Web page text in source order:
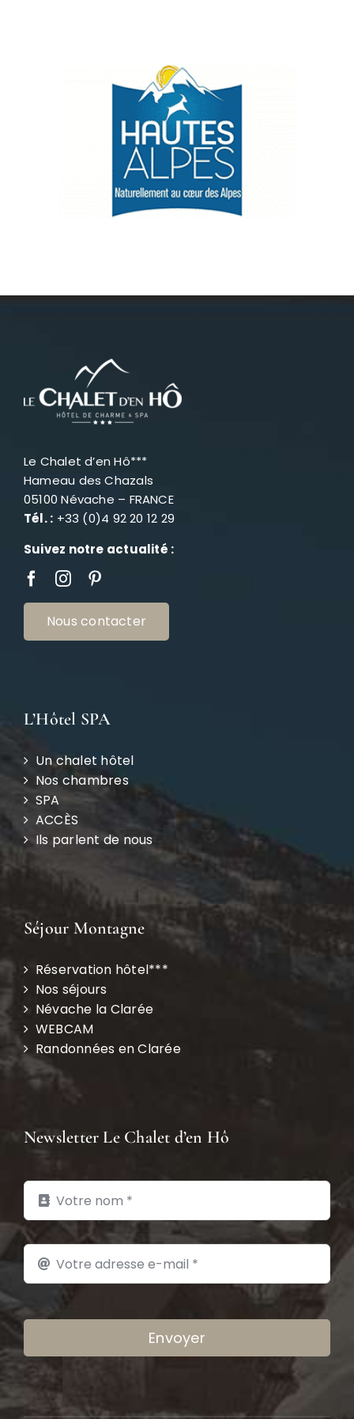
Le Chalet d’en Hô***
Hameau des Chazals
05100 Névache – FRANCE
Tél. : +33 (0)4 92 20 12 29
Suivez notre actualité :
Nous contacter
L’Hôtel SPA
Un chalet hôtel
Nos chambres
SPA
ACCÈS
Ils parlent de nous
Séjour Montagne
Réservation hôtel***
Nos séjours
Névache la Clarée
WEBCAM
Randonnées en Clarée
Newsletter Le Chalet d’en Hô
Envoyer